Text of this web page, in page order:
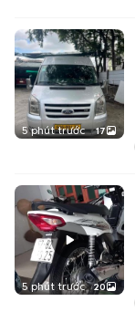
5 phút trước 17
5 phút trước 20